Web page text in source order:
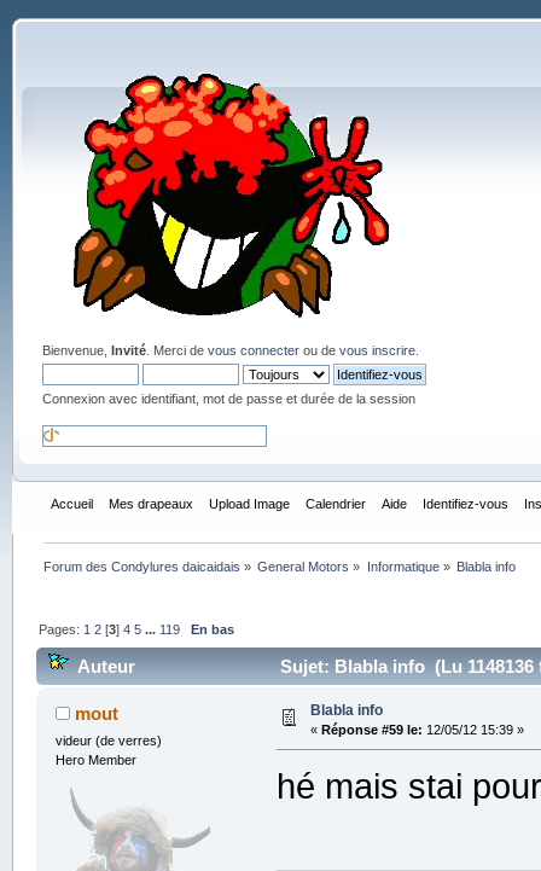
Bienvenue, Invité. Merci de vous connecterou de vous inscrire.
Connexion avec identifiant, mot de passe et durée de la session
Accueil Mes drapeaux Upload Image Calendrier Aide Identifiez-vous
Forum des Condylures daicaidais » General Motors » Informatique» Blabla info
Pages: 1 2 [3]4 5 ... 119 En bas
Auteur Sujet: Blabla info (Lu 1148136
mout
videur (de verres)
Hero Member
Blabla info
« Réponse #59 le: 12/05/12 15:39 »
hé mais stai